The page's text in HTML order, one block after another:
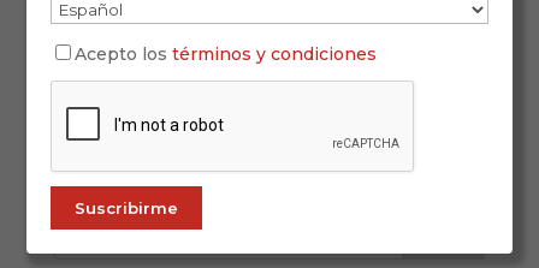
Si te apetece un “viaje de sofá” por el flamenco —
abrió el mundo, del tablao visto por dentro a
otras artes— aquí tienes una selección perfecta
para este mes. En ALL FLAMENCO...
Acepto lostérminos y condiciones